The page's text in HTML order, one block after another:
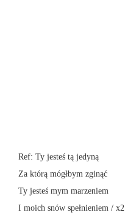
Ref: Ty jesteś tą jedyną
Za którą mógłbym zginąć
Ty jesteś mym marzeniem
I moich snów spełnieniem / x2